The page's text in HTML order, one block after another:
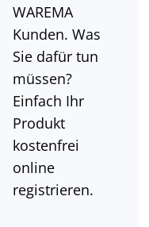
WAREMA
Kunden. Was
Sie dafür tun
müssen?
Einfach Ihr
Produkt
kostenfrei
online
registrieren.